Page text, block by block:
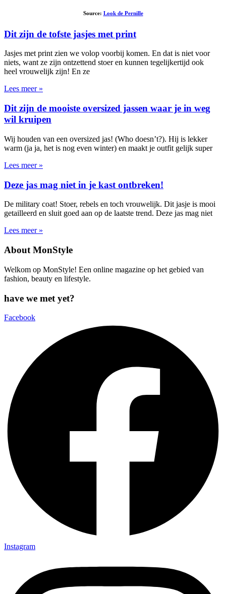
Source: Look de Pernille
Dit zijn de tofste jasjes met print
Jasjes met print zien we volop voorbij komen. En dat is niet voor
niets, want ze zijn ontzettend stoer en kunnen tegelijkertijd ook
heel vrouwelijk zijn! En ze
Lees meer »
Dit zijn de mooiste oversized jassen waar je in weg
wil kruipen
Wij houden van een oversized jas! (Who doesn’t?). Hij is lekker
warm (ja ja, het is nog even winter) en maakt je outfit gelijk super
Lees meer »
Deze jas mag niet in je kast ontbreken!
De military coat! Stoer, rebels en toch vrouwelijk. Dit jasje is mooi
getailleerd en sluit goed aan op de laatste trend. Deze jas mag niet
Lees meer »
About MonStyle
Welkom op MonStyle! Een online magazine op het gebied van
fashion, beauty en lifestyle.
have we met yet?
Facebook
Instagram